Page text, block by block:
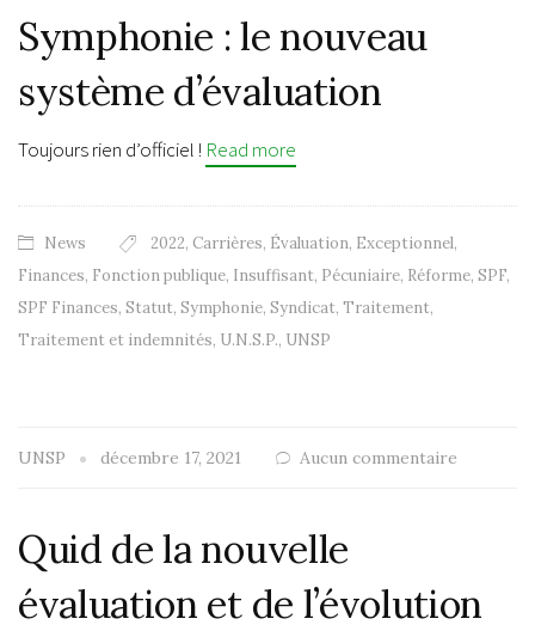
Symphonie : le nouveau
système d’évaluation
Toujours rien d’officiel ! Read more
News 2022, Carrières, Évaluation, Exceptionnel,
Finances, Fonction publique, Insuffisant, Pécuniaire, Réforme, SPF,
SPF Finances, Statut, Symphonie, Syndicat, Traitement,
Traitement et indemnités, U.N.S.P., UNSP
UNSP décembre 17, 2021 Aucun commentaire
Quid de la nouvelle
évaluation et de l’évolution